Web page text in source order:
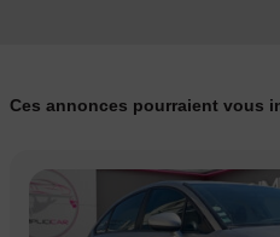
Ces annonces pourraient vous